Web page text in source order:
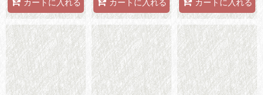
カートに入れる カートに入れる カートに入れる